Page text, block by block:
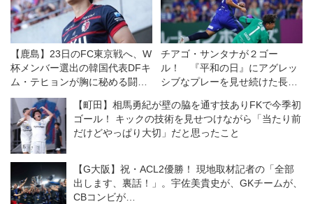
【鹿島】23日のFC東京戦へ、W
杯メンバー選出の韓国代表DFキ
ム・テヒョンが胸に秘める闘争
心。「勝つ気持ちで準備する」
チアゴ・サンタナが２ゴー
ル！ 『平和の日』にアグレッ
シブなプレーを見せ続けた長崎
◎J1第1戦
【町田】相馬勇紀が壁の脇を通す技ありFKで今季初
ゴール！ キックの技術を見せつけながら「当たり前
だけどやっぱり大切」だと思ったこと
【G大阪】祝・ACL2優勝！ 現地取材記者の「全部
出します、裏話！」。宇佐美貴史が、GKチームが、
CBコンビが…